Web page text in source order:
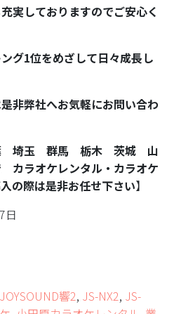
実しておりますのでご安心く
ング1位をめざして日々成長し
非弊社へお気軽にお問い合わ
埼玉 群馬 栃木 茨城 山
ラオケレンタル・カラオケ
の際は是非お任せ下さい】
日
JOYSOUND響2, JS-NX2, JS-